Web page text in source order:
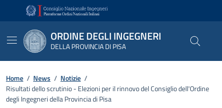
Vai ai contenuti
Vai al footer
ORDINE DEGLI INGEGNERI
DELLA PROVINCIA DI PISA
Home / News / Notizie /
Risultati dello scrutinio - Elezioni per il rinnovo del Consiglio dell'Ordine
degli Ingegneri della Provincia di Pisa